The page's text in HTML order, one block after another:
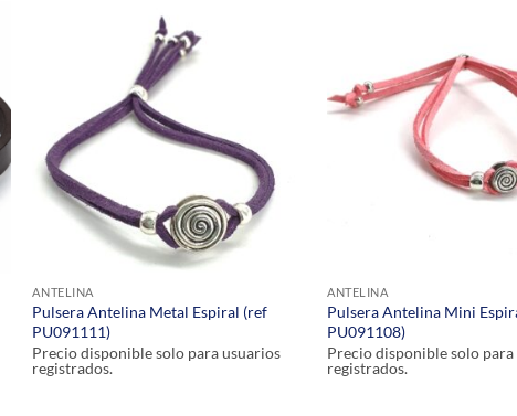
ANTELINA
Pulsera Antelina Metal Espiral (ref
PU091111)
Precio disponible solo para usuarios
registrados.
ANTELINA
Pulsera Antelina Mini
PU091108)
Precio disponible solo
registrados.